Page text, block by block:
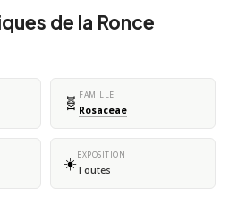
de la Ronce
🧬 FAMILLE
Rosaceae
☀️EXPOSITION
Toutes